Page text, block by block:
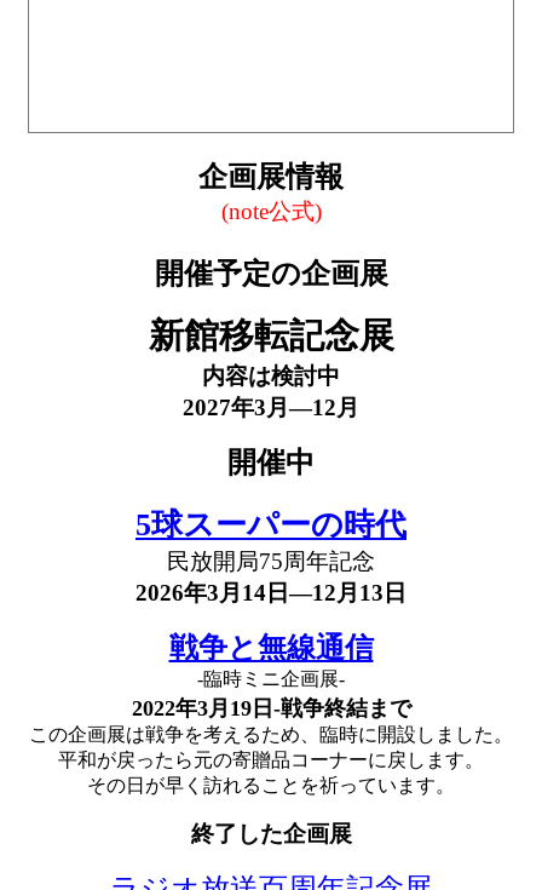
企画展情報
(note公式)
開催予定の企画展
新館移転記念展
内容は検討中
2027年3月―12月
開催中
5球スーパーの時代
民放開局75周年記念
2026年3月14日―12月13日
戦争と無線通信
-臨時ミニ企画展-
2022年3月19日-戦争終結まで
この企画展は戦争を考えるため、臨時に開設しました。
平和が戻ったら元の寄贈品コーナーに戻します。
その日が早く訪れることを祈っています。
終了した企画展